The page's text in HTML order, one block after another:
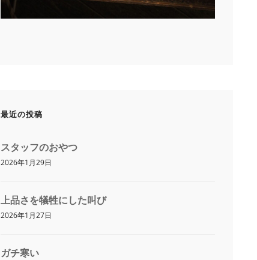
最近の投稿
スタッフのおやつ
2026年1月29日
上品さを犠牲にした叫び
2026年1月27日
ガチ寒い